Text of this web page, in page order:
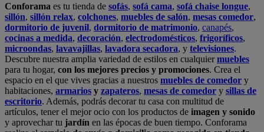
Conforama es tu tienda de sofás, sofá cama, sofá chaise longue,
sillón, sillón relax, colchones, muebles de salón, mesas comedor,
dormitorio de juvenil, dormitorio de matrimonio, canapés,
cocinas a medida, decoración, electrodomésticos, frigoríficos,
microondas, lavavajillas, lavadora secadora, y televisiones.
Descubre nuestra amplia variedad de estilos en cualquiermuebles
para tu hogar, con los mejores precios y promociones. Crea el
espacio en el que vives gracias a nuestros muebles de comedor y
habitaciones, armarios y zapateros, mesas de comedor y sillas de
escritorio. Además, podrás decorar tu casa con multitud de
artículos, tener el mejor ocio con los productos de imagen y sonido
y aprovechar tu jardín en las épocas de buen tiempo. Conforama